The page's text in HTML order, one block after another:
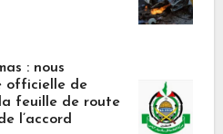
: nous
officielle de
feuille de route
l’accord